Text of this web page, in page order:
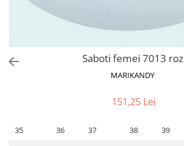
Saboti femei 7013 roz
MARIKANDY
151,25 Lei
35 36 37 38 39